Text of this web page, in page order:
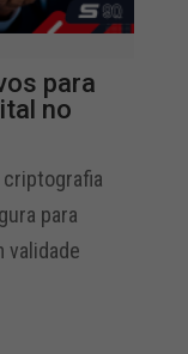
para
no
para
validade